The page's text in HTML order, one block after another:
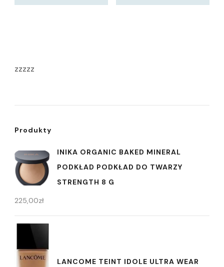
zzzzz
Produkty
INIKA ORGANIC BAKED MINERAL
PODKŁAD PODKŁAD DO TWARZY
STRENGTH 8 G
225,00zł
LANCOME TEINT IDOLE ULTRA WEAR